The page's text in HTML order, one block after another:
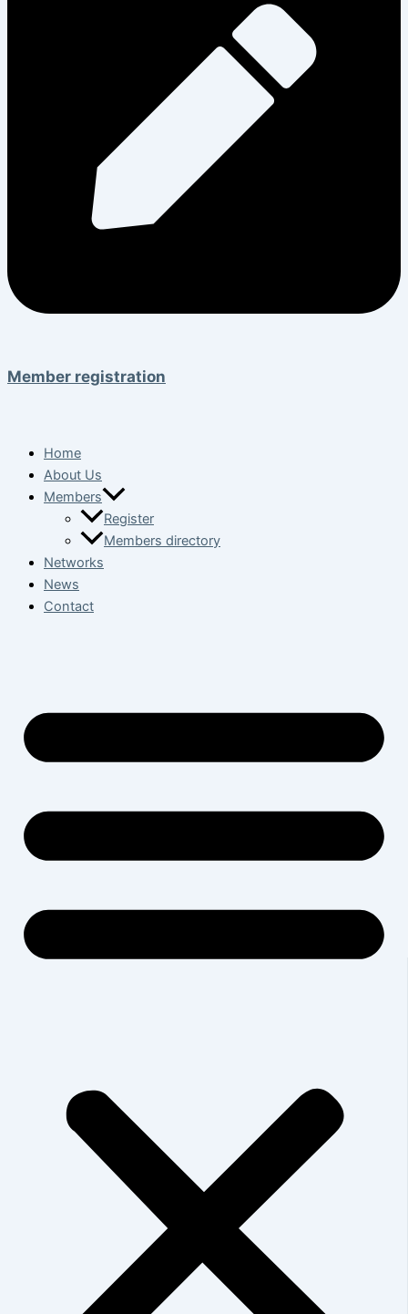
Member registration
Home
About Us
Members
Register
Members directory
Networks
News
Contact